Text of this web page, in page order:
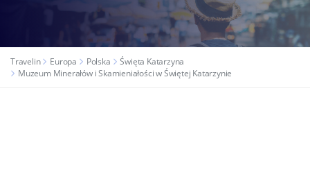
Travelin Europa Polska
Święta Katarzyna
Muzeum Minerałów i Skamieniałości w Świętej Katarzynie